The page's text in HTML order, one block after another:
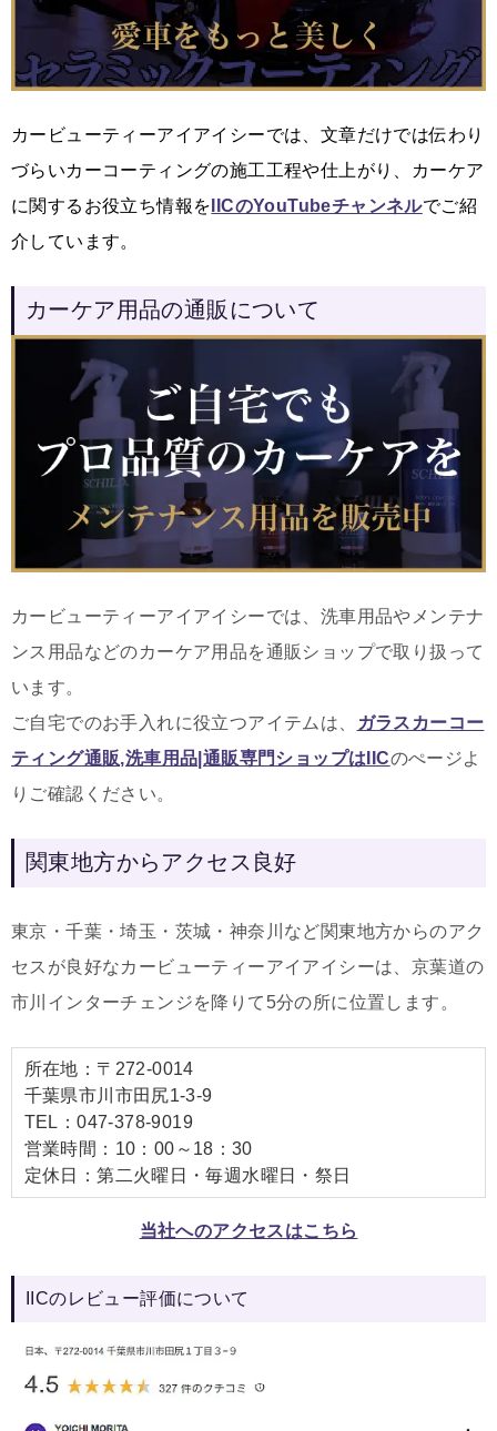
カービューティーアイアイシーでは、文章だけでは伝わり
づらいカーコーティングの施工工程や仕上がり、カーケア
に関するお役立ち情報を IICのYouTubeチャンネルでご紹
介しています。
カーケア用品の通販について
カービューティーアイアイシーでは、洗車用品やメンテナ
ンス用品などのカーケア用品を通販ショップで取り扱って
います。
ご自宅でのお手入れに役立つアイテムは
ガラスカーコー
ティング通販,洗車用品|通販専門ショップはIICのぺージよ
りご確認ください。
関東地方からアクセス良好
東京・千葉・埼玉・茨城・神奈川など関東地方からのアク
セスが良好なカービューティーアイアイシーは、京葉道の
市川インターチェンジを降りて5分の所に位置します。
所在地：〒272-0014
千葉県市川市田尻1-3-9
TEL：047-378-9019
営業時間：10：00～18：30
定休日：第二火曜日・毎週水曜日・祭日
当社へのアクセスはこちら
IICのレビュー評価について